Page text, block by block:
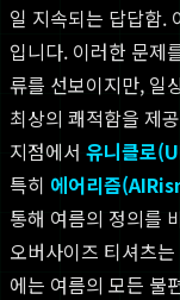
일 지속되는 답답함.
입니다. 이러한 문제
류를 선보이지만, 일
최상의 쾌적함을 제
지점에서 유니클로
특히 에어리즘
통해 여름의 정의를
오버사이즈 티셔츠
에는 여름의 모든 불